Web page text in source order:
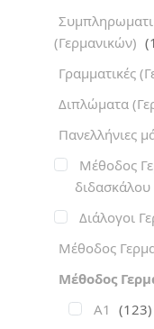
(Γερμανικών)
Γραμματικές
Διπλώματα
Πανελλήνιες
Μέθοδος
διδασκάλου
Διάλογοι
Μέθοδος
Μέθοδος
A1 (123)